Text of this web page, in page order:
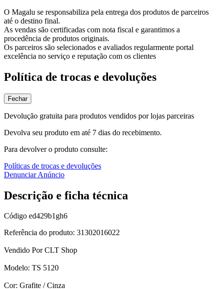
O Magalu se responsabiliza pela entrega dos produtos de parceiros
até o destino final.
As vendas são certificadas com nota fiscal e garantimos a
procedência de produtos originais.
Os parceiros são selecionados e avaliados regularmente portal
excelência no serviço e reputação com os clientes
Política de trocas e devoluções
Fechar
Devolução gratuita para produtos vendidos por lojas parceiras
Devolva seu produto em até 7 dias do recebimento.
Para devolver o produto consulte:
Políticas de trocas e devoluções
Denunciar Anúncio
Descrição e ficha técnica
Código ed429b1gh6
Referência do produto: 31302016022
Vendido Por CLT Shop
Modelo: TS 5120
Cor: Grafite / Cinza